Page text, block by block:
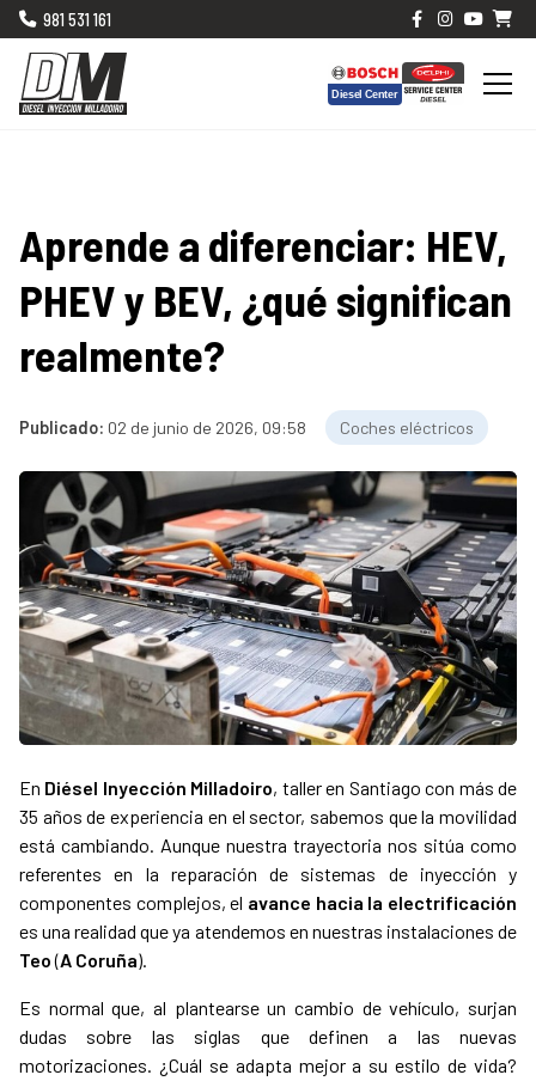
981 531 161
Aprende a diferenciar: HEV,
PHEV y BEV, ¿qué significan
realmente?
Publicado: 02 de junio de 2026, 09:58 Coches eléctricos
En Diésel Inyección Milladoiro, taller en Santiago con más de
35 años de experiencia en el sector, sabemos que la movilidad
está cambiando. Aunque nuestra trayectoria nos sitúa como
referentes en la reparación de sistemas de inyección y
componentes complejos, el avance hacia la electrificación
es una realidad que ya atendemos en nuestras instalaciones de
Teo(A Coruña).
Es normal que, al plantearse un cambio de vehículo, surjan
dudas sobre las siglas que definen a las nuevas
motorizaciones. ¿Cuál se adapta mejor a su estilo de vida?